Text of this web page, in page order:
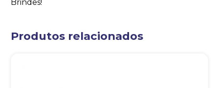
Brindes!
Produtos relacionados